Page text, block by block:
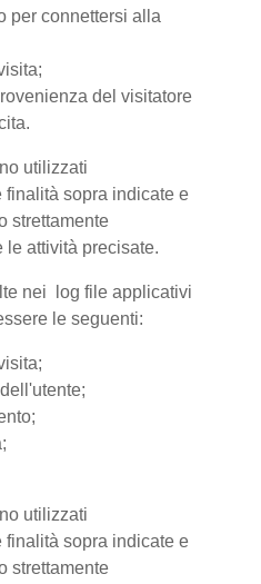
per connettersi alla
del visitatore
utilizzati
sopra indicate e
strettamente
le attività precisate.
nei log file applicativi
le seguenti:
utilizzati
sopra indicate e
strettamente